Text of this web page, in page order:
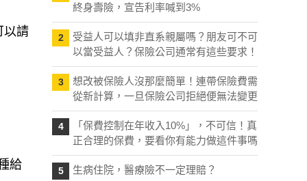
以請
給
終身壽險，宣告利率喊到3%
2
受益人可以填非直系親屬嗎？朋友可不可
以當受益人？保險公司通常有這些要求！
3
想改被保險人沒那麼簡單！連帶保險費需
從新計算，一旦保險公司拒絕便無法變更
4
「保費控制在年收入10%」，不可信！真
正合理的保費，要看你有能力做這件事嗎
5 生病住院，醫療險不一定理賠？